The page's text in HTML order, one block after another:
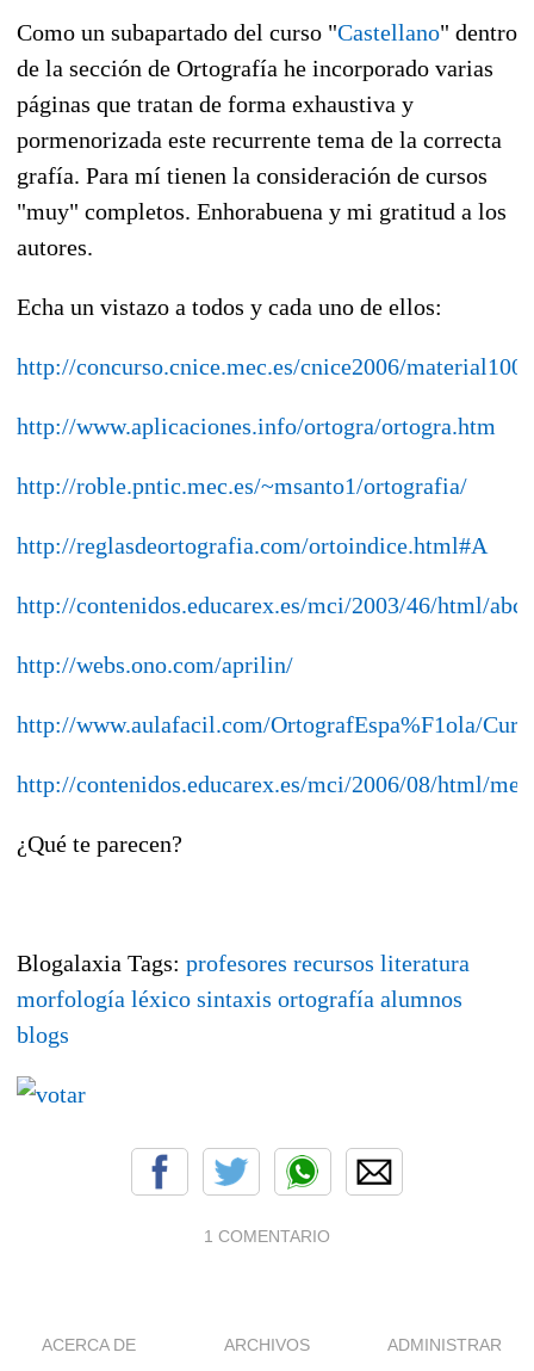
Como un subapartado del curso "Castellano" dentro
de la sección de Ortografía he incorporado varias
páginas que tratan de forma exhaustiva y
pormenorizada este recurrente tema de la correcta
grafía. Para mí tienen la consideración de cursos
"muy" completos. Enhorabuena y mi gratitud a los
autores.
Echa un vistazo a todos y cada uno de ellos:
http://concurso.cnice.mec.es/cnice2006/
http://www.aplicaciones.info/ortogra/ortogra.htm
http://roble.pntic.mec.es/~msanto1/ortografia/
http://reglasdeortografia.com/ortoindice.html#A
http://contenidos.educarex.es/mci/2003/46/html/
http://webs.ono.com/aprilin/
http://www.aulafacil.com/OrtografEspa%F1ola/
http://contenidos.educarex.es/mci/2006/08/html/
¿Qué te parecen?
Blogalaxia Tags: profesores recursos literatura
morfología léxico sintaxis ortografía alumnos
blogs
1 COMENTARIO
ACERCA DE ARCHIVOS ADMINISTRAR